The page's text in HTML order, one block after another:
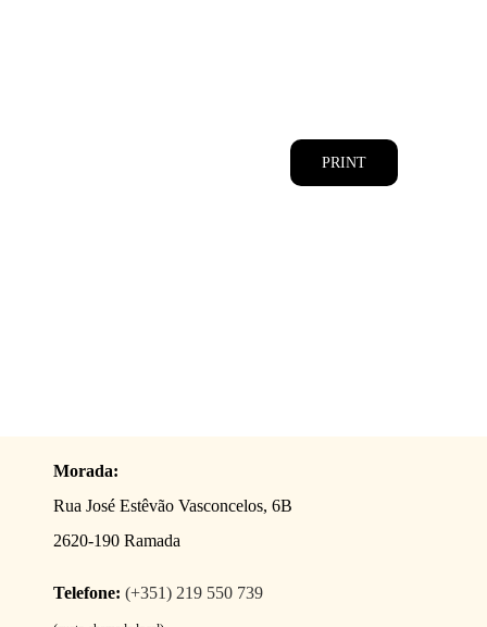
PRINT
Morada:
Rua José Estêvão Vasconcelos, 6B
2620-190 Ramada
Telefone: (+351) 219 550 739